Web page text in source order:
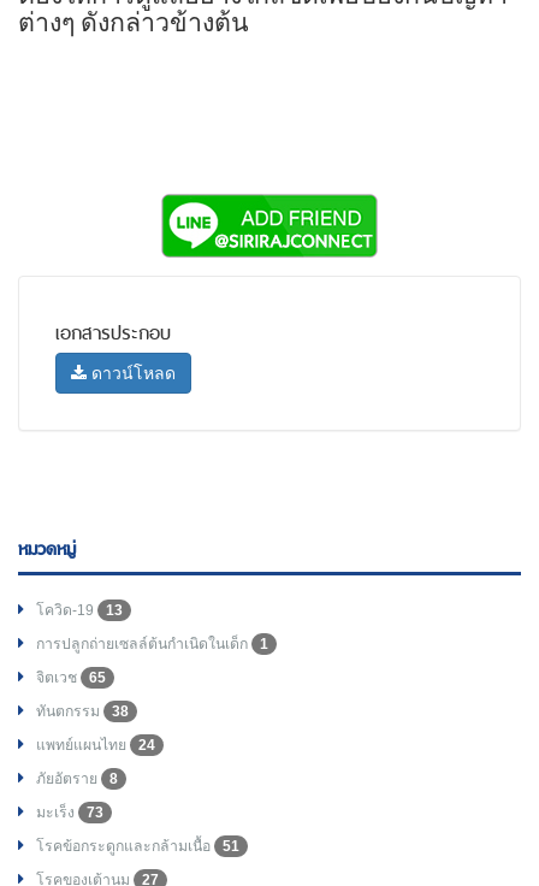
ต่างๆ ดังกล่าวข้างต้น
เอกสารประกอบ
ดาวน์โหลด
หมวดหมู่
โควิด-19
13
การปลูกถ่ายเซลล์ต้นกำเนิดในเด็ก
1
จิตเวช
65
ทันตกรรม
38
แพทย์แผนไทย
24
ภัยอัตราย
8
มะเร็ง
73
โรคข้อกระดูกและกล้ามเนื้อ
51
โรคของเต้านม
27